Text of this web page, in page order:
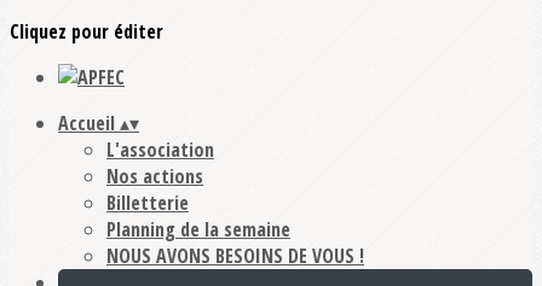
Cliquez pour éditer
Accueil ▴▾
L'association
Nos actions
Billetterie
Planning de la semaine
NOUS AVONS BESOINS DE VOUS !